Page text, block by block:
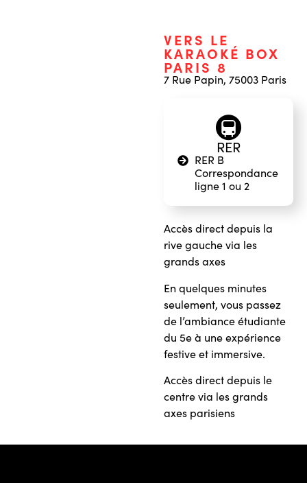
VERS LE
KARAOKÉ BOX
PARIS 8
7 Rue Papin, 75003 Paris
🚇
RER
RER B
Correspondance
ligne 1 ou 2
Accès direct depuis la
rive gauche via les
grands axes
En quelques minutes
seulement, vous passez
de l’ambiance étudiante
du 5e à une expérience
festive et immersive.
Accès direct depuis le
centre via les grands
axes parisiens